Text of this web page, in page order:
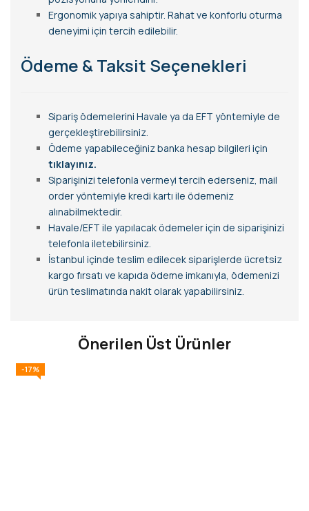
Ergonomik yapıya sahiptir. Rahat ve konforlu oturma
deneyimi için tercih edilebilir.
Ödeme & Taksit Seçenekleri
Sipariş ödemelerini Havale ya da EFT yöntemiyle de
gerçekleştirebilirsiniz.
Ödeme yapabileceğiniz banka hesap bilgileri için
tıklayınız.
Siparişinizi telefonla vermeyi tercih ederseniz, mail
order yöntemiyle kredi kartı ile ödemeniz
alınabilmektedir.
Havale/EFT ile yapılacak ödemeler için de siparişinizi
telefonla iletebilirsiniz.
İstanbul içinde teslim edilecek siparişlerde ücretsiz
kargo fırsatı ve kapıda ödeme imkanıyla, ödemenizi
ürün teslimatında nakit olarak yapabilirsiniz.
Önerilen Üst Ürünler
-17%